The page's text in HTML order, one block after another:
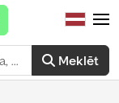
Meklēt